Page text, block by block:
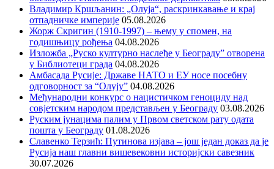
Владимир Кршљанин: „Олуја“, раскринкавање и крај
отпадничке империје 05.08.2026
Жорж Скригин (1910-1997) – њему у спомен, на
годишњицу рођења 04.08.2026
Изложба „Руско културно наслеђе у Београду” отворена
у Библиотеци града 04.08.2026
Амбасада Русије: Државе НАТО и ЕУ носе посебну
одговорност за “Олују” 04.08.2026
Међународни конкурс о нацистичком геноциду над
совјетским народом представљен у Београду 03.08.2026
Руским јунацима палим у Првом светском рату одата
пошта у Београду 01.08.2026
Славенко Терзић: Путинова изјава – још један доказ да је
Русија наш главни вишевековни историјски савезник
30.07.2026